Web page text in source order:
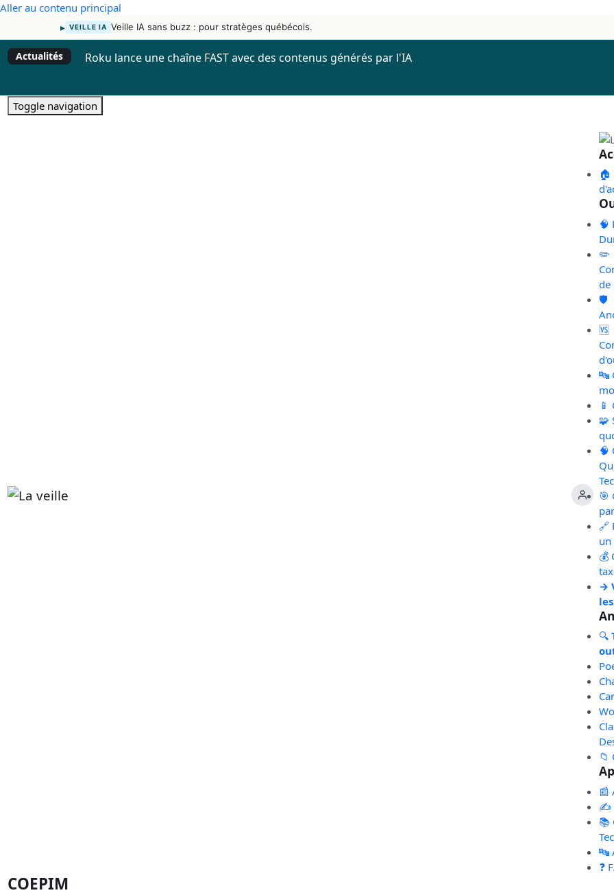
Aller au contenu principal
▸ VEILLE IA Veille IA sans buzz : pour stratèges québécois.
Actualités Roku lance une chaîne FAST avec des contenus générés par l'IA
Toggle navigation
🏠
🧠
✏️
de
🛡️
🆚
🔤
📱
🧩
🧠
🎯
🔗
un
💰
→
🔍
📁
📰
✍️
📚
🔤
❓
COEPIM